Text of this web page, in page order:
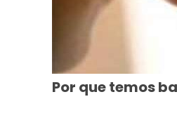
Por que temos